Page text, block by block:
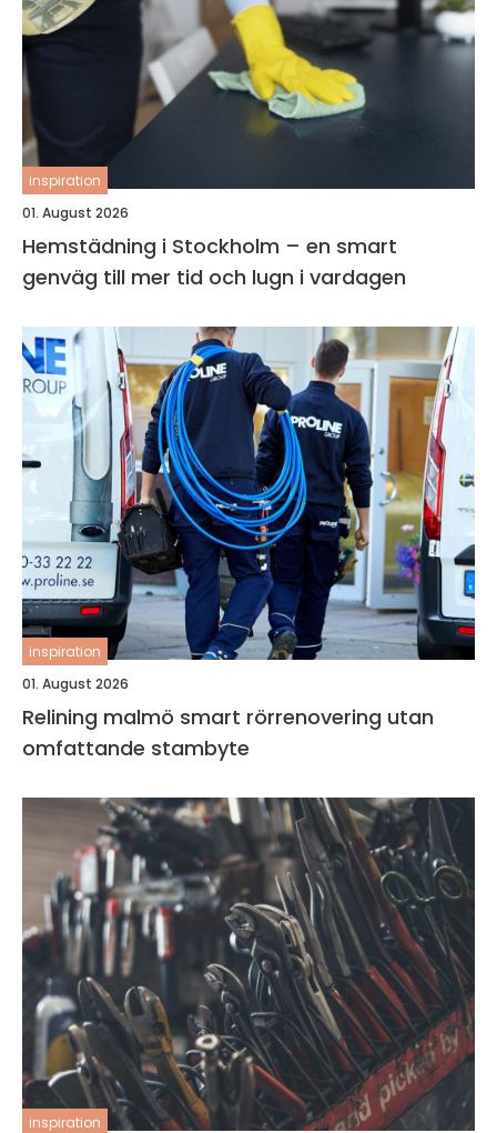
inspiration
01. August 2026
Hemstädning i Stockholm – en smart
genväg till mer tid och lugn i vardagen
inspiration
01. August 2026
Relining malmö smart rörrenovering utan
omfattande stambyte
inspiration